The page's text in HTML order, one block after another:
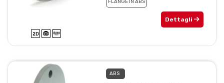
FLANGE IN ABS
Dettagli
ABS